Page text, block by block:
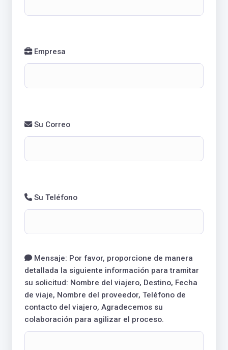
Empresa
Su Correo
Su Teléfono
Mensaje: Por favor, proporcione de manera
detallada la siguiente información para tramitar
su solicitud: Nombre del viajero, Destino, Fecha
de viaje, Nombre del proveedor, Teléfono de
contacto del viajero, Agradecemos su
colaboración para agilizar el proceso.